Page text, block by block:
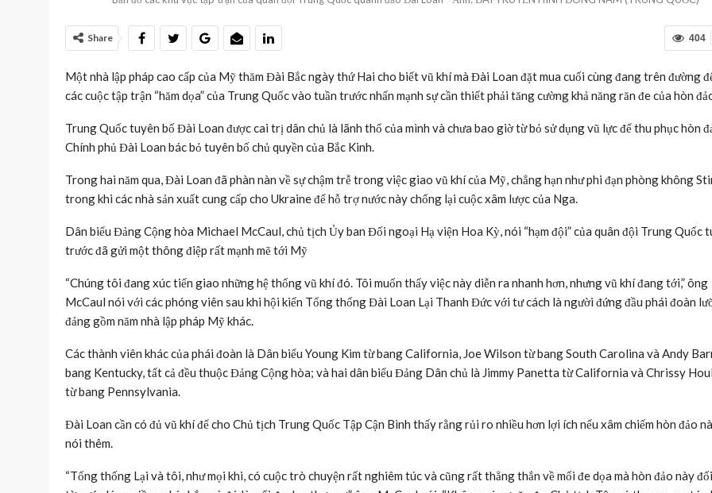
404
Share
Một nhà lập pháp cao cấp của Mỹ thăm Đài Bắc ngày thứ Hai cho biết vũ khí mà Đài Loan đặt mua cuối cùng đang trên đường
các cuộc tập trận “hăm dọa” của Trung Quốc vào tuần trước nhấn mạnh sự cần thiết phải tăng cường khả năng răn đe của hòn
Trung Quốc tuyên bố Đài Loan được cai trị dân chủ là lãnh thổ của mình và chưa bao giờ từ bỏ sử dụng vũ lực để thu phục hòn
Chính phủ Đài Loan bác bỏ tuyên bố chủ quyền của Bắc Kinh.
Trong hai năm qua, Đài Loan đã phàn nàn về sự chậm trễ trong việc giao vũ khí của Mỹ, chẳng hạn như phi đạn phòng không
trong khi các nhà sản xuất cung cấp cho Ukraine để hỗ trợ nước này chống lại cuộc xâm lược của Nga.
Dân biểu Đảng Cộng hòa Michael McCaul, chủ tịch Ủy ban Đối ngoại Hạ viện Hoa Kỳ, nói “hạm đội” của quân đội Trung Quốc
trước đã gửi một thông điệp rất mạnh mẽ tới Mỹ
“Chúng tôi đang xúc tiến giao những hệ thống vũ khí đó. Tôi muốn thấy việc này diễn ra nhanh hơn, nhưng vũ khí đang tới,” ông
McCaul nói với các phóng viên sau khi hội kiến Tổng thống Đài Loan Lại Thanh Đức với tư cách là người đứng đầu phái đoàn
đảng gồm năm nhà lập pháp Mỹ khác.
Các thành viên khác của phái đoàn là Dân biểu Young Kim từ bang California, Joe Wilson từ bang South Carolina và Andy
bang Kentucky, tất cả đều thuộc Đảng Cộng hòa; và hai dân biểu Đảng Dân chủ là Jimmy Panetta từ California và Chrissy
từ bang Pennsylvania.
Đài Loan cần có đủ vũ khí để cho Chủ tịch Trung Quốc Tập Cận Bình thấy rằng rủi ro nhiều hơn lợi ích nếu xâm chiếm hòn đảo
nói thêm.
“Tổng thống Lại và tôi, như mọi khi, có cuộc trò chuyện rất nghiêm túc và cũng rất thẳng thắn về mối đe dọa mà hòn đảo này